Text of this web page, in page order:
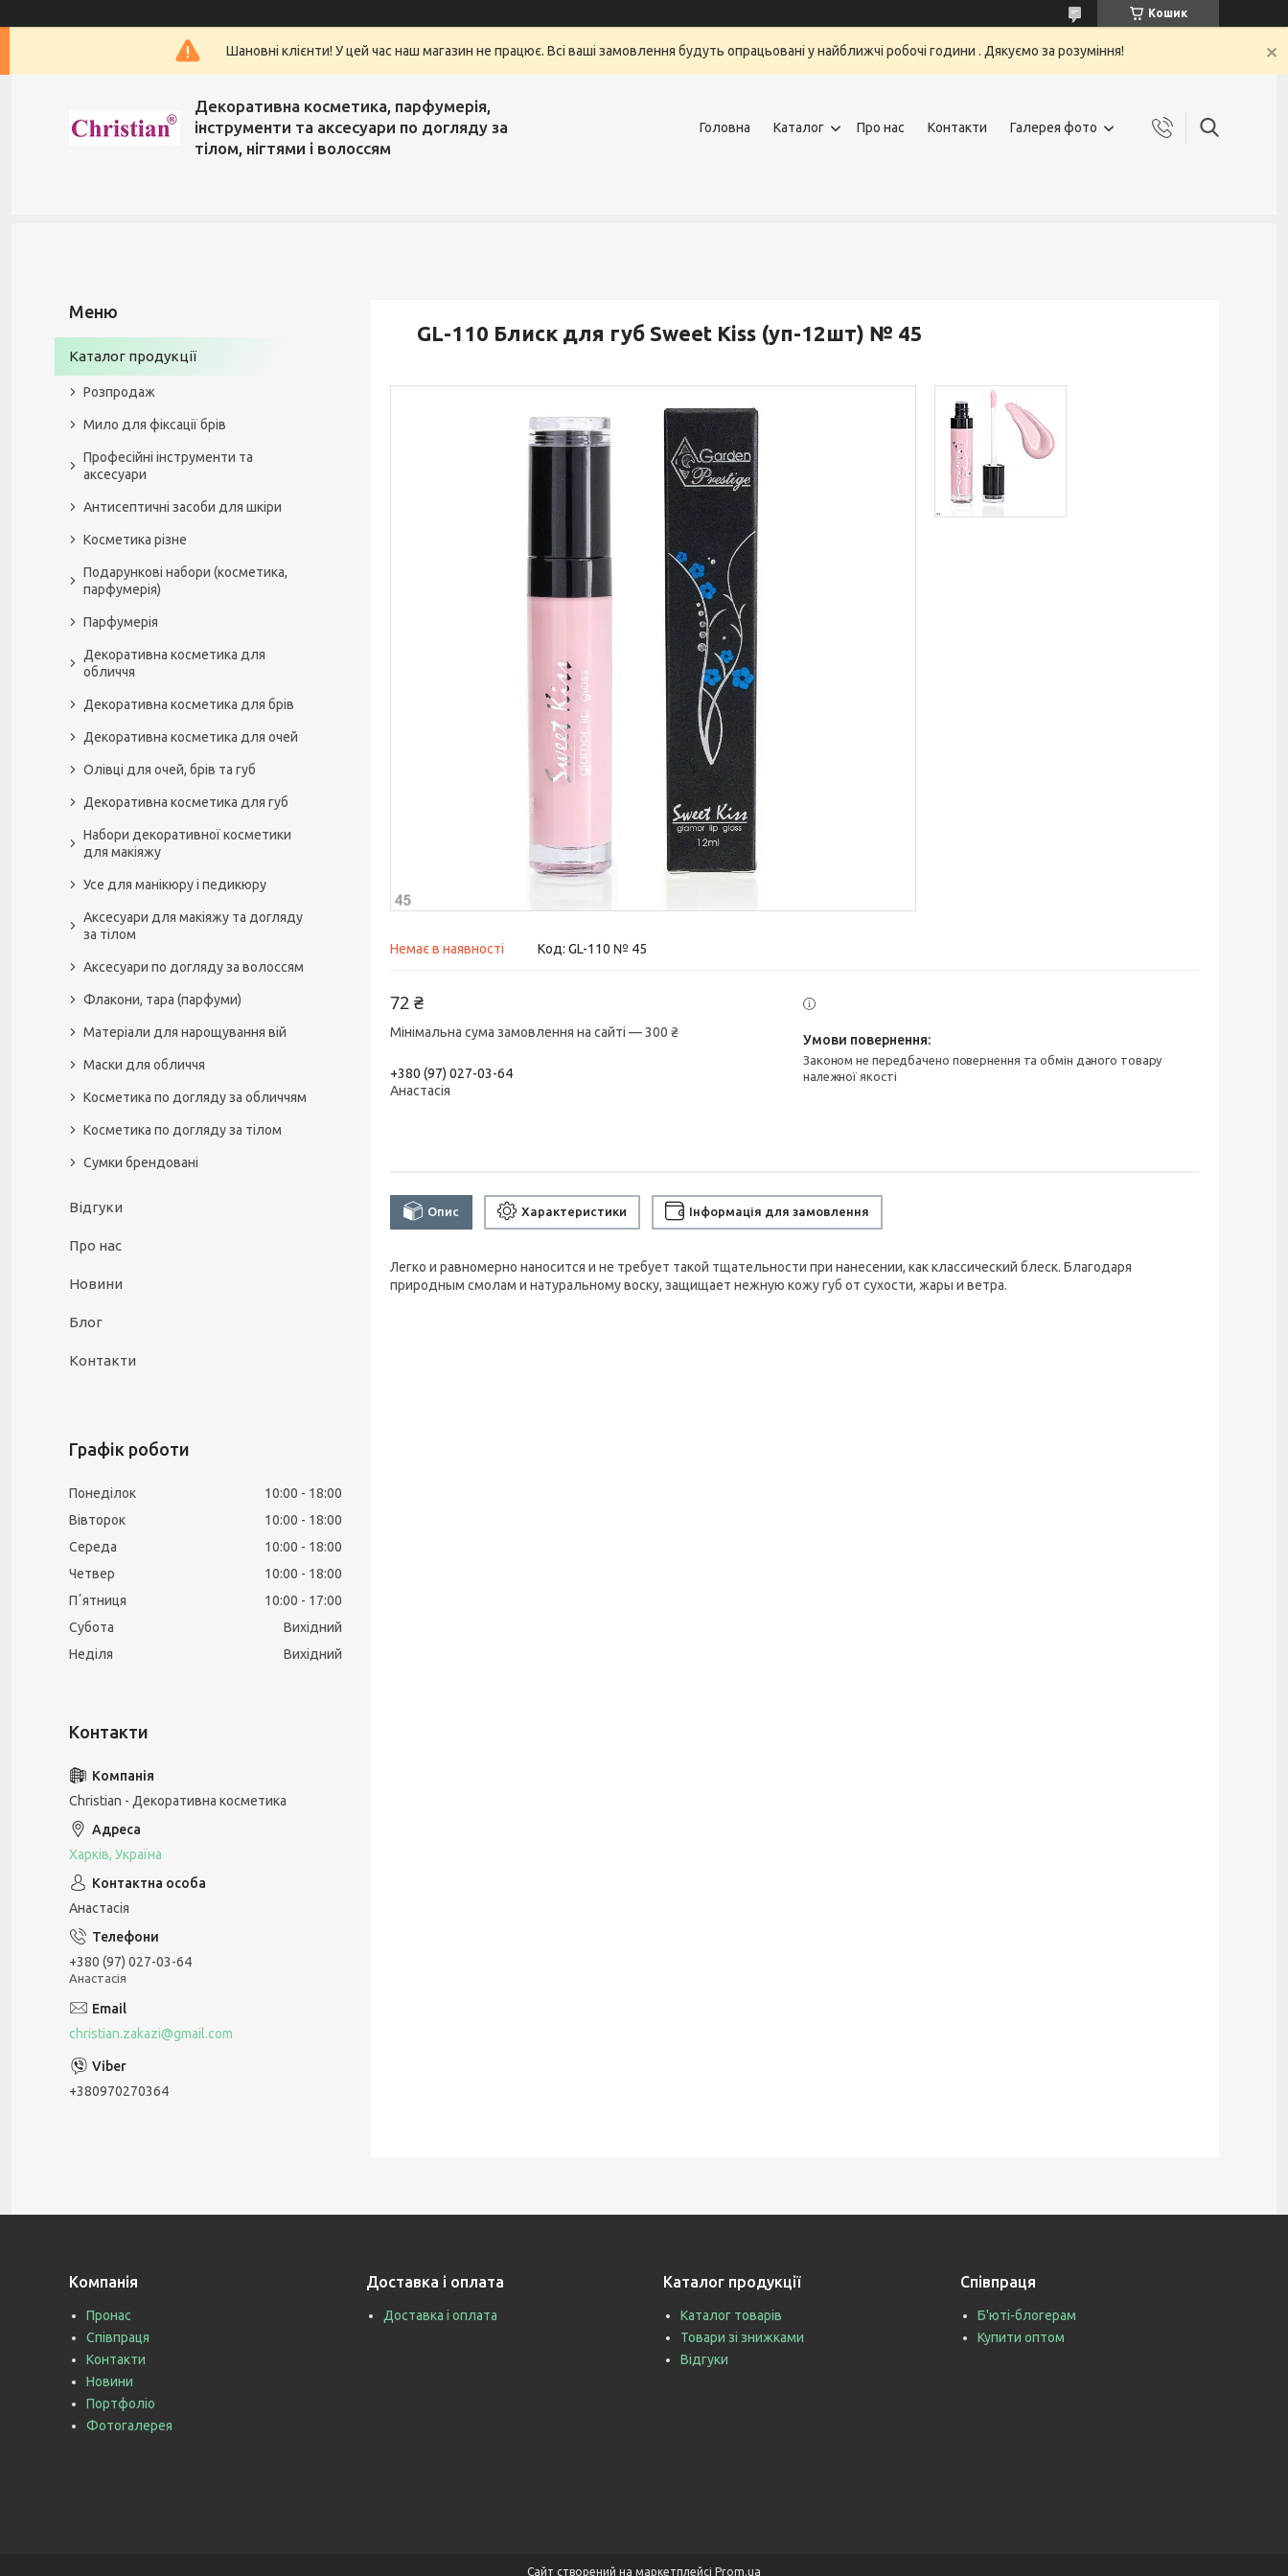
Кошик
Шановні клієнти! У цей час наш магазин не працює. Всі ваші замовлення будуть опрацьовані у найближчі робочі години . Дякуємо за розуміння!
Декоративна косметика, парфумерія,
інструменти та аксесуари по догляду за
тілом, нігтями і волоссям
Головна Каталог Про нас Контакти Галерея фото
GL-110 Блиск для губ Sweet Kiss (уп-12шт) № 45
Немає в наявності Код: GL-110 № 45
72 ₴
Мінімальна сума замовлення на сайті — 300 ₴
+380 (97) 027-03-64
Анастасія
Законом не передбачено повернення та обмін даного товару
належної якості
Опис Характеристики Інформація для замовлення
Легко и равномерно наносится и не требует такой тщательности при нанесении, как классический блеск. Благодаря
природным смолам и натуральному воску, защищает нежную кожу губ от сухости, жары и ветра.
Каталог продукції
Розпродаж
Мило для фіксації брів
Професійні інструменти та
аксесуари
Антисептичні засоби для шкіри
Косметика різне
Подарункові набори (косметика,
парфумерія)
Парфумерія
Декоративна косметика для
обличчя
Декоративна косметика для брів
Декоративна косметика для очей
Олівці для очей, брів та губ
Декоративна косметика для губ
Набори декоративної косметики
для макіяжу
Усе для манікюру і педикюру
Аксесуари для макіяжу та догляду
за тілом
Аксесуари по догляду за волоссям
Флакони, тара (парфуми)
Матеріали для нарощування вій
Маски для обличчя
Косметика по догляду за обличчям
Косметика по догляду за тілом
Сумки брендовані
Відгуки
Про нас
Новини
Блог
Контакти
Графік роботи
Понеділок 10:00
18:00
Вівторок
10:00
18:00
Середа
10:00
18:00
Четвер
10:00
18:00
Пʼятниця
10:00
17:00
Субота
Вихідний
Неділя
Вихідний
Christian - Декоративна косметика
Харків, Україна
Анастасія
+380 (97) 027-03-64
Анастасія
christian.zakazi@gmail.com
+380970270364
Компанія
Пронас
Співпраця
Контакти
Новини
Портфоліо
Фотогалерея
Доставка і оплата
Доставка і оплата
Каталог продукції
Каталог товарів
Товари зі знижками
Відгуки
Співпраця
Б'юті-блогерам
Купити оптом
Сайт створений на маркетплейсі Prom.ua